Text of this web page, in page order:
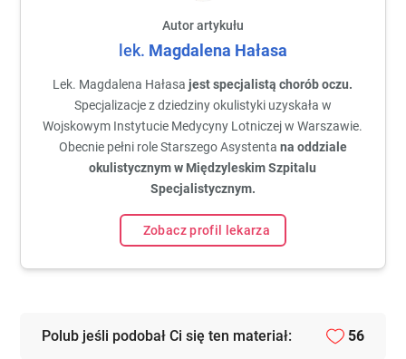
Autor artykułu
lek. Magdalena Hałasa
Lek. Magdalena Hałasa jest specjalistą chorób oczu.
Specjalizacje z dziedziny okulistyki uzyskała w
Wojskowym Instytucie Medycyny Lotniczej w Warszawie.
Obecnie pełni role Starszego Asystenta na oddziale
okulistycznym w Międzyleskim Szpitalu
Specjalistycznym.
Zobacz profil lekarza
Polub jeśli podobał Ci się ten materiał: 56